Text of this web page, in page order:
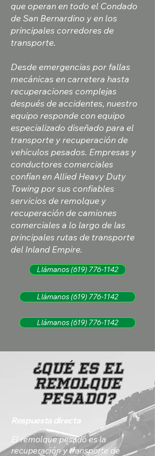
que operan en todo el Condado
de San Bernardino y en los
principales corredores de
transporte.
Desde emergencias por fallas
mecánicas en carretera hasta
recuperaciones complejas
después de accidentes, nuestro
equipo responde con equipo
especializado diseñado para el
transporte y recuperación de
vehículos pesados. Empresas y
conductores comerciales
confían en Allied Heavy Duty
Towing por sus confiables
servicios de remolque y
recuperación de camiones
comerciales a lo largo de las
principales rutas de transporte
del Inland Empire.
Llámanos (619) 776-1142
Llámanos (619) 776-1142
Llámanos (619) 776-1142
¿Qué es el
remolque
pesado?
Respuesta directa
El remolque pesado es la
recuperación y transporte de